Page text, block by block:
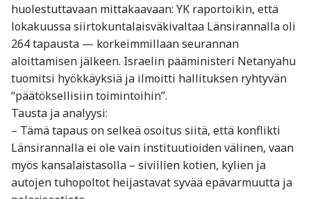
huolestuttavaan mittakaavaan: YK raportoikin, että
lokakuussa siirtokuntalaisväkivaltaa Länsirannalla oli
264 tapausta — korkeimmillaan seurannan
aloittamisen jälkeen. Israelin pääministeri Netanyahu
tuomitsi hyökkäyksiä ja ilmoitti hallituksen ryhtyvän
“päätöksellisiin toimintoihin”.
Tausta ja analyysi:
– Tämä tapaus on selkeä osoitus siitä, että konflikti
Länsirannalla ei ole vain instituutioiden välinen, vaan
myös kansalaistasolla – siviilien kotien, kylien ja
autojen tuhopoltot heijastavat syvää epävarmuutta ja